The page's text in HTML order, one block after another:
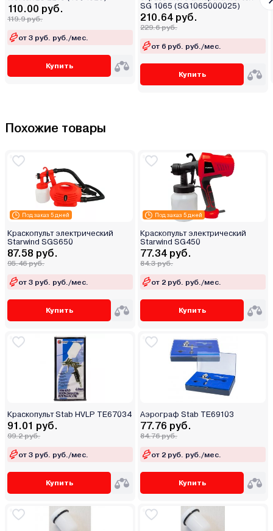
110.00 руб.
119.9 руб.
от 3 руб. руб./мес.
Купить
SG 1065 (SG1065000025)
210.64 руб.
229.6 руб.
от 6 руб. руб./мес.
Купить
Похожие товары
Под заказ 5 дней
Краскопульт электрический
Starwind SGS650
87.58 руб.
95.46 руб.
от 3 руб. руб./мес.
Купить
Под заказ 5 дней
Краскопульт электрический
Starwind SG450
77.34 руб.
84.3 руб.
от 2 руб. руб./мес.
Купить
Краскопульт Stab HVLP TE67034
91.01 руб.
99.2 руб.
от 3 руб. руб./мес.
Купить
Аэрограф Stab TE69103
77.76 руб.
84.76 руб.
от 2 руб. руб./мес.
Купить